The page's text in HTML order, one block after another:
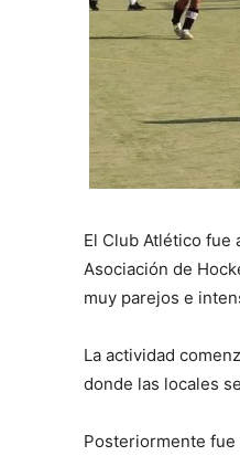
El Club Atlético fue
Asociación de
muy parejos e
La actividad
donde las locales
Posteriormente fue